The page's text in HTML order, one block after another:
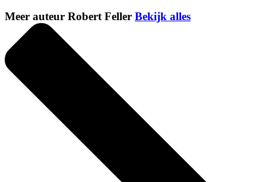
Meer auteur Robert Feller Bekijk alles